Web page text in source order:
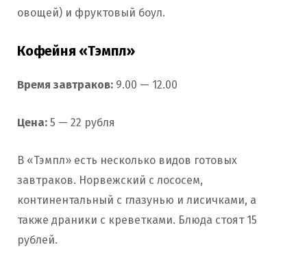
овощей) и фруктовый боул.
Кофейня «Тэмпл»
Время завтраков: 9.00 — 12.00
Цена: 5 — 22 рубля
В «Тэмпл» есть несколько видов готовых
завтраков. Норвежский с лососем,
континентальный с глазунью и лисичками, а
также драники с креветками. Блюда стоят 15
рублей.